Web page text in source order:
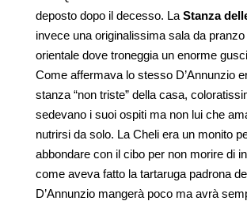
deposto dopo il decesso. La Stanza
invece una originalissima sala da
orientale dove troneggia un enorme
Come affermava lo stesso D’Annunzio
stanza “non triste” della casa,
sedevano i suoi ospiti ma non lui che
nutrirsi da solo. La Cheli era un monito
abbondare con il cibo per non morire di
come aveva fatto la tartaruga padrona
D’Annunzio mangerà poco ma avrà